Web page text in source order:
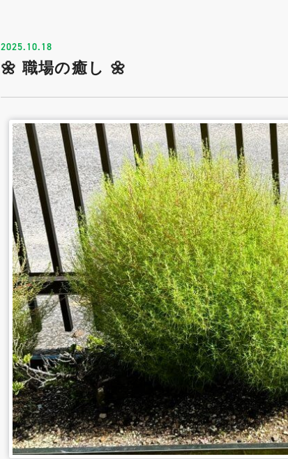
2025.10.18
🌼 職場の癒し 🌼